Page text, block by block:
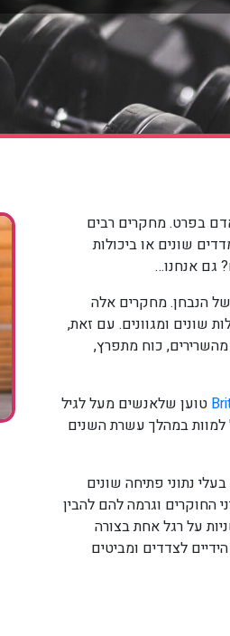
בפרט. מחקרים רבים
שונים או ביכולות
של הנבחן. מחקרים אלה
שונים ומגוונים. עם זאת,
מהשרירים, כוח מתפרץ,
טוען שלאנשים מעל לגיל
סיכון כמעט כפול למוות במהלך עשרת השנים
2020, השתמשו בקבוצת מחקר המונה 1,702 נבחנים בעלי נתוני פתיחה שונים
החוקרים וגרמה להם להבין
משהו. במהלך הבדיקה, ביקשו הבוחנים מהמשתתפים לעמוד במשך 10 שניות על רגל אחת בצורה
לצדדים ומביטים